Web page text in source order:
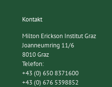
Kontakt
Milton Erickson Institut Graz
Joanneumring 11/6
8010 Graz
Telefon:
+43 (0) 650 8371600
+43 (0) 676 5398852